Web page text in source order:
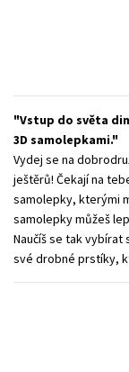
Vstup do světa
3D samolepkami.
Vydej se na
ještěrů! Čekají na
samolepky, kterými
samolepky můžeš
Naučíš se tak vybírat
své drobné prstíky,